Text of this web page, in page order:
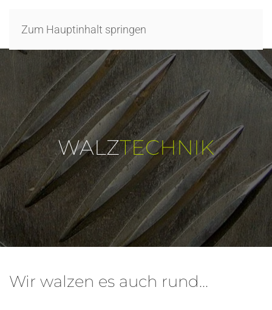
Zum Hauptinhalt springen
WALZTECHNIK
Wir walzen es auch rund...